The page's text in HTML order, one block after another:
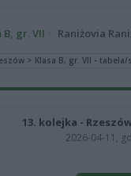
B, gr. VII Raniżovia
> Klasa B, gr. VII -
13. kolejka -
2026-04-11,